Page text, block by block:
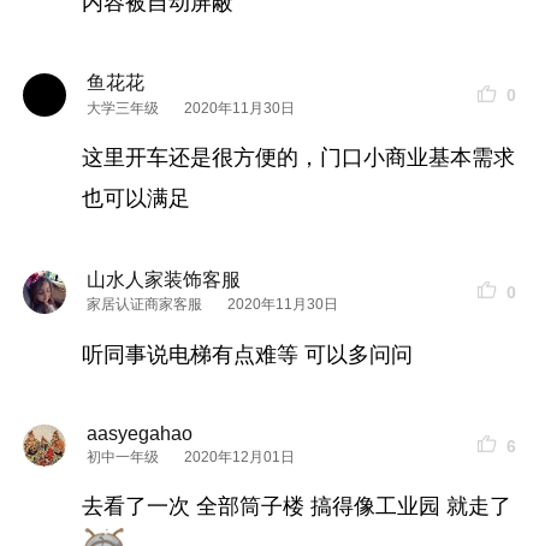
鱼花花
大学三年级 2020年11月30日
0
这里开车还是很方便的，门口小商业基本需求
也可以满足
山水人家装饰客服
家居认证商家客服 2020年11月30日
0
听同事说电梯有点难等 可以多问问
aasyegahao
初中一年级 2020年12月01日
6
去看了一次 全部筒子楼 搞得像工业园 就走了